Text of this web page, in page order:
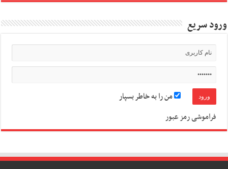
ورود سریع
من را به خاطر بسپار
فراموشی رمز عبور